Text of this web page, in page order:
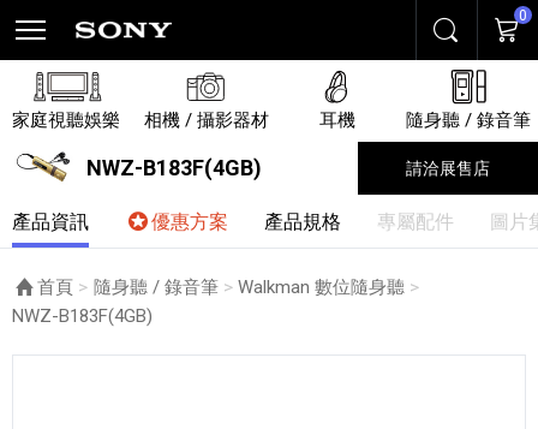
搜尋 購物
0
家庭視聽娛樂 相機 / 攝影器材 耳機 隨身聽 / 錄音筆
NWZ-B183F(4GB) 請洽展售店
產品資訊 優惠方案 產品規格 專屬配件 圖片
首頁 隨身聽 / 錄音筆
Walkman 數位隨身聽
目前頁面：
NWZ-B183F(4GB)